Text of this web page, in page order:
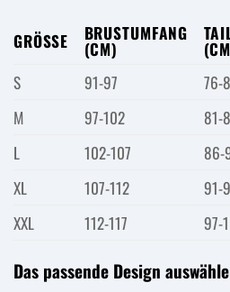
GRÖSSE BRUSTUMFANG
(CM)
S
91-97 76-
M
97-102 81-
L
102-107 86-
XL
107-112 91-
XXL
112-117 97-
Das passende Design